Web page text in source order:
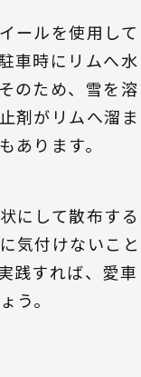
ールを使用して
車時にリムへ水
のため、雪を溶
剤がリムへ溜ま
あります。
にして散布する
気付けないこと
践すれば、愛車
う。